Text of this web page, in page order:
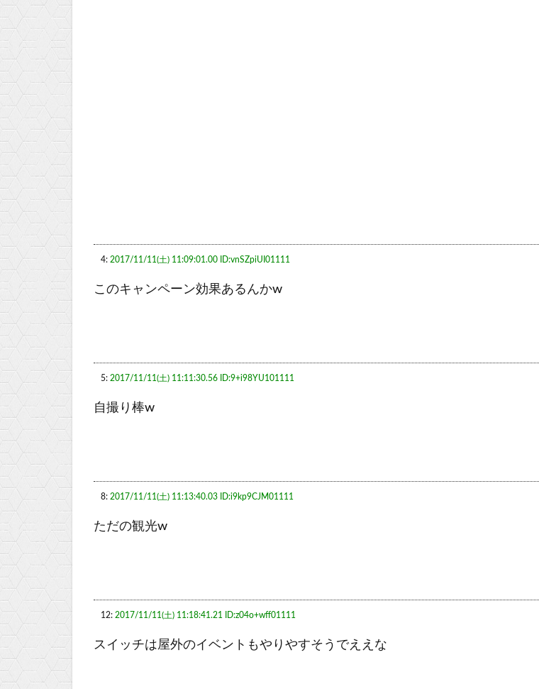
4: 2017/11/11(土) 11:09:01.00 ID:vnSZpiUI01111
このキャンペーン効果あるんかw
5: 2017/11/11(土) 11:11:30.56 ID:9+i98YU101111
自撮り棒w
8: 2017/11/11(土) 11:13:40.03 ID:i9kp9CJM01111
ただの観光w
12: 2017/11/11(土) 11:18:41.21 ID:z04o+wff01111
スイッチは屋外のイベントもやりやすそうでええな